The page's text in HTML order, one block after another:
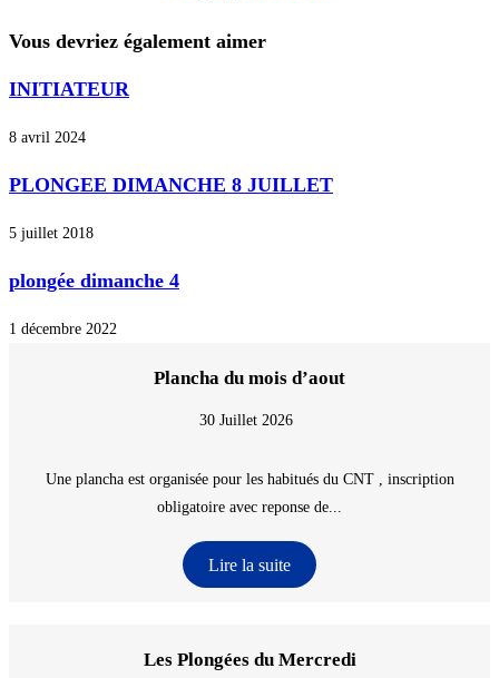
Vous devriez également aimer
INITIATEUR
8 avril 2024
PLONGEE DIMANCHE 8 JUILLET
5 juillet 2018
plongée dimanche 4
1 décembre 2022
Plancha du mois d’aout
30 Juillet 2026
Une plancha est organisée pour les habitués du CNT , inscription
obligatoire avec reponse de...
Lire la suite
Les Plongées du Mercredi